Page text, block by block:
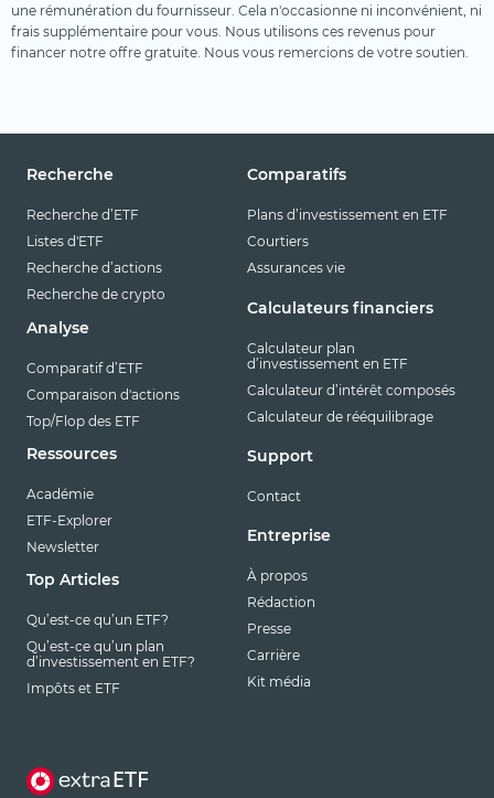
une rémunération du fournisseur. Cela n'occasionne ni inconvénient, ni
frais supplémentaire pour vous. Nous utilisons ces revenus pour
financer notre offre gratuite. Nous vous remercions de votre soutien.
Recherche
Recherche d’ETF
Listes d'ETF
Recherche d’actions
Recherche de crypto
Analyse
Comparatif d’ETF
Comparaison d'actions
Top/Flop des ETF
Ressources
Académie
ETF-Explorer
Newsletter
Top Articles
Qu’est-ce qu’un ETF?
Qu’est-ce qu’un plan
d’investissement en ETF?
Impôts et ETF
Comparatifs
Plans d’investissement en ETF
Courtiers
Assurances vie
Calculateurs financiers
Calculateur plan
d’investissement en ETF
Calculateur d’intérêt composés
Calculateur de rééquilibrage
Support
Contact
Entreprise
À propos
Rédaction
Presse
Carrière
Kit média